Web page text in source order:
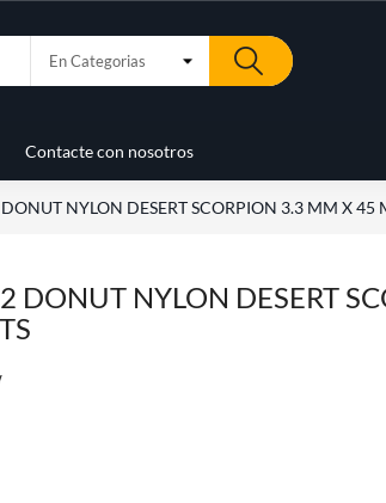
Contacte con nosotros
NYLON DESERT SCORPION 3.3 MM X 45
DONUT NYLON DESERT